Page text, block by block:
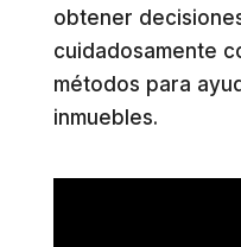
obtener
cuidadosamente
métodos para
inmuebles.